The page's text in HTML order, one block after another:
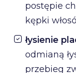
postępie
kępki
łysienie
odmianą
przebieg